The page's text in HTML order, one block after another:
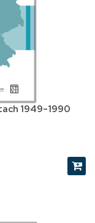
1949-1990